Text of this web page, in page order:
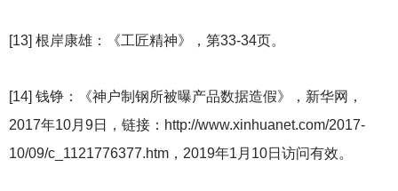
[13] 根岸康雄：《工匠精神》，第33-34页。
[14] 钱铮：《神户制钢所被曝产品数据造假》，新华网，
2017年10月9日，链接：http://www.xinhuanet.com/2017-
10/09/c_1121776377.htm，2019年1月10日访问有效。